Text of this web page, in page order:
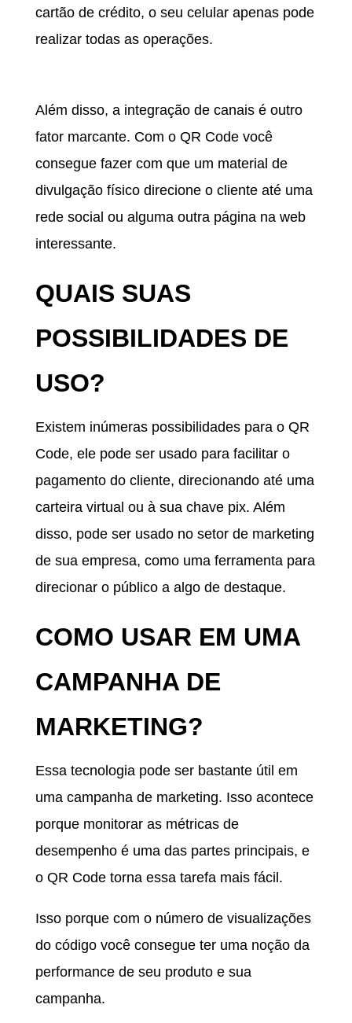
cartão de crédito, o seu celular apenas pode
realizar todas as operações.
Além disso, a integração de canais é outro
fator marcante. Com o QR Code você
consegue fazer com que um material de
divulgação físico direcione o cliente até uma
rede social ou alguma outra página na web
interessante.
QUAIS SUAS
POSSIBILIDADES DE
USO?
Existem inúmeras possibilidades para o QR
Code, ele pode ser usado para facilitar o
pagamento do cliente, direcionando até uma
carteira virtual ou à sua chave pix. Além
disso, pode ser usado no setor de marketing
de sua empresa, como uma ferramenta para
direcionar o público a algo de destaque.
COMO USAR EM UMA
CAMPANHA DE
MARKETING?
Essa tecnologia pode ser bastante útil em
uma campanha de marketing. Isso acontece
porque monitorar as métricas de
desempenho é uma das partes principais, e
o QR Code torna essa tarefa mais fácil.
Isso porque com o número de visualizações
do código você consegue ter uma noção da
performance de seu produto e sua
campanha.